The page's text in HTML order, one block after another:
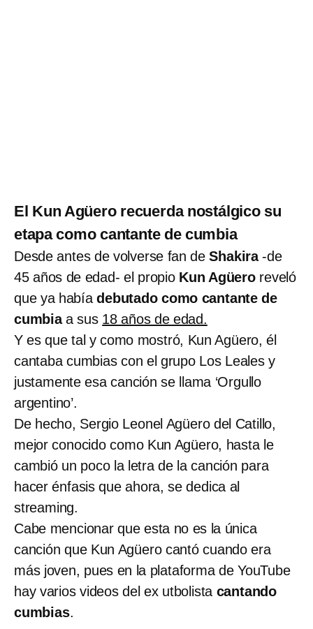
El Kun Agüero recuerda nostálgico su
etapa como cantante de cumbia
Desde antes de volverse fan deShakira-de
45 años de edad- el propioKun Agüeroreveló
que ya habíadebutado como cantante de
cumbiaa sus 18 años de edad.
Y es que tal y como mostró, Kun Agüero, él
cantaba cumbias con el grupo Los Leales y
justamente esa canción se llama ‘Orgullo
argentino’.
De hecho, Sergio Leonel Agüero del Catillo,
mejor conocido como Kun Agüero, hasta le
cambió un poco la letra de la canción para
hacer énfasis que ahora, se dedica al
streaming.
Cabe mencionar que esta no es la única
canción que Kun Agüero cantó cuando era
más joven, pues en la plataforma de YouTube
hay varios videos del ex utbolista cantando
cumbias.